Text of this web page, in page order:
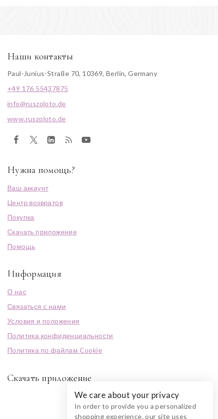
Наши контакты
Paul-Junius-Straße 70, 10369, Berlin, Germany
+49 176 55437875
info@ruszoloto.de
www.ruszoloto.de
Нужна помощь?
Ваш аккаунт
Центр возвратов
Покупка
Скачать приложение
Помощь
Информация
О нас
Связаться с нами
Условия и положения
Политика конфиденциальности
Политика по файлам Cookie
Скачать приложение
We care about your privacy
In order to provide you a personalized
shopping experience, our site uses